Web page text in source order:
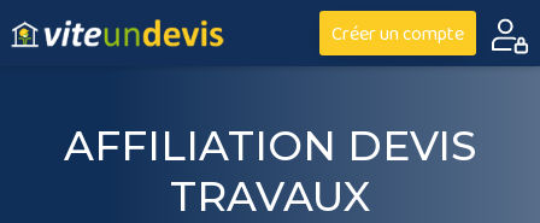
Créer un compte
AFFILIATION DEVIS
TRAVAUX